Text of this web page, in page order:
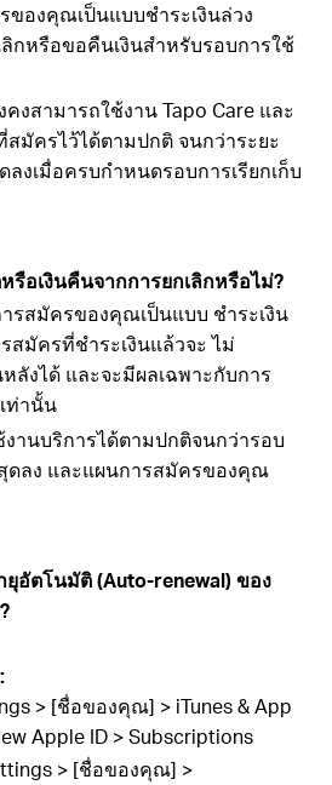
ของคุณเป็นแบบชำระเงินล่วง
กหรือขอคืนเงินสำหรับรอบการใช้
งสามารถใช้งาน Tapo Care และ
สมัครไว้ได้ตามปกติ จนกว่าระยะ
งเมื่อครบกำหนดรอบการเรียกเก็บ
รือเงินคืนจากการยกเลิกหรือไม่?
รสมัครของคุณเป็นแบบ ชำระเงิน
สมัครที่ชำระเงินแล้วจะ ไม่
ลังได้ และจะมีผลเฉพาะกับการ
ท่านั้น
านบริการได้ตามปกติจนกว่ารอบ
สุดลง และแผนการสมัครของคุณ
อัตโนมัติ (Auto-renewal) ของ
?
> [ชื่อของคุณ] > iTunes & App
Apple ID > Subscriptions
> [ชื่อของคุณ] >